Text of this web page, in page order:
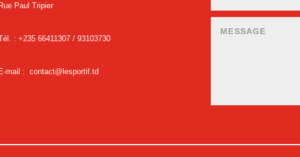
Paul Tripier
: +235 66411307 / 93103730
E-mail : contact@lesportif.td